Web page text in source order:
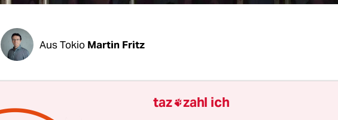
Aus Tokio Martin Fritz
Elf Stunden Flugreise nahmen die Minister Olaf Scholz (SPD)
Altmaier (CDU) auf sich, um ihre G20-Kollegen im japanischen
taz zahl ich